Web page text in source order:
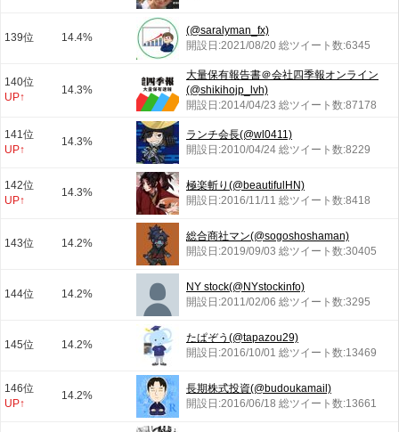
139位 14.4%
(@saralyman_fx)
開設日:2021/08/20 総ツイート数:6345
140位
UP↑
14.3%
大量保有報告書＠会社四季報オンライン
(@shikihojp_lvh)
開設日:2014/04/23 総ツイート数:87178
141位
UP↑
14.3%
ランチ会長(@wl0411)
開設日:2010/04/24 総ツイート数:8229
142位
UP↑
14.3%
極楽斬り(@beautifulHN)
開設日:2016/11/11 総ツイート数:8418
143位 14.2%
総合商社マン(@sogoshoshaman)
開設日:2019/09/03 総ツイート数:30405
144位 14.2%
NY stock(@NYstockinfo)
開設日:2011/02/06 総ツイート数:3295
145位 14.2%
たぱぞう(@tapazou29)
開設日:2016/10/01 総ツイート数:13469
146位
UP↑
14.2%
長期株式投資(@budoukamail)
開設日:2016/06/18 総ツイート数:13661